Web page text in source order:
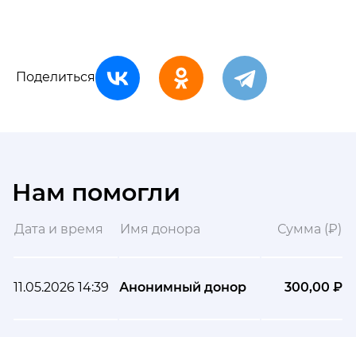
Поделиться
Нам помогли
Дата и время Имя донора Сумма (₽)
11.05.2026 14:39 Анонимный донор 300,00 ₽